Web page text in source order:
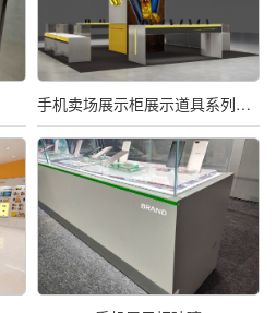
手机卖场展示柜展示道具系列整体方案